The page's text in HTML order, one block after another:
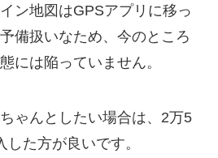
ン地図はGPSアプリに移っ
備扱いなため、今のところ
には陥っていません。
ゃんとしたい場合は、2万5
た方が良いです。